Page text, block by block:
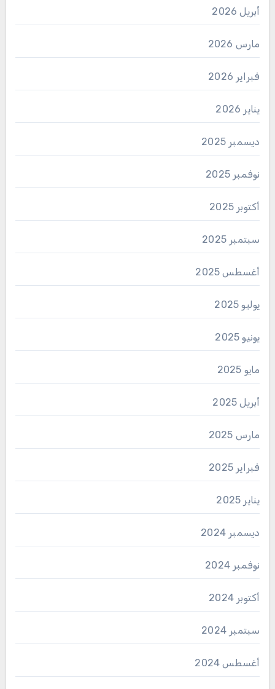
أبريل 2026
مارس 2026
فبراير 2026
يناير 2026
ديسمبر 2025
نوفمبر 2025
أكتوبر 2025
سبتمبر 2025
أغسطس 2025
يوليو 2025
يونيو 2025
مايو 2025
أبريل 2025
مارس 2025
فبراير 2025
يناير 2025
ديسمبر 2024
نوفمبر 2024
أكتوبر 2024
سبتمبر 2024
أغسطس 2024